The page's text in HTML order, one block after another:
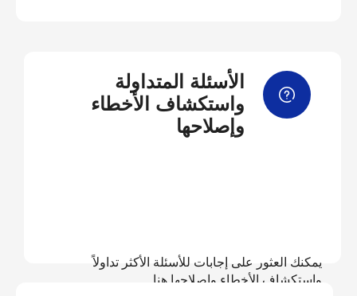
الأسئلة المتداولة
واستكشاف الأخطاء
وإصلاحها
يمكنك العثور على إجابات للأسئلة الأكثر تداولاً
واستكشاف الأخطاء وإصلاحها هنا